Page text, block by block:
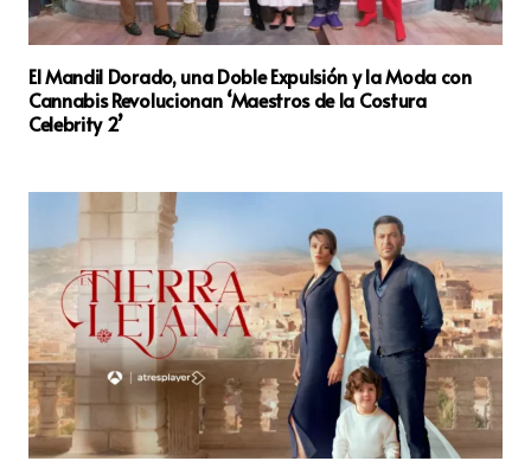
El Mandil Dorado, una Doble Expulsión y la Moda con
Cannabis Revolucionan ‘Maestros de la Costura
Celebrity 2’